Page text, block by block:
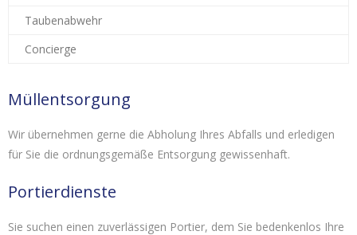
Taubenabwehr
Concierge
Müllentsorgung
Wir übernehmen gerne die Abholung Ihres Abfalls und erledigen
für Sie die ordnungsgemäße Entsorgung gewissenhaft.
Portierdienste
Sie suchen einen zuverlässigen Portier, dem Sie bedenkenlos Ihre